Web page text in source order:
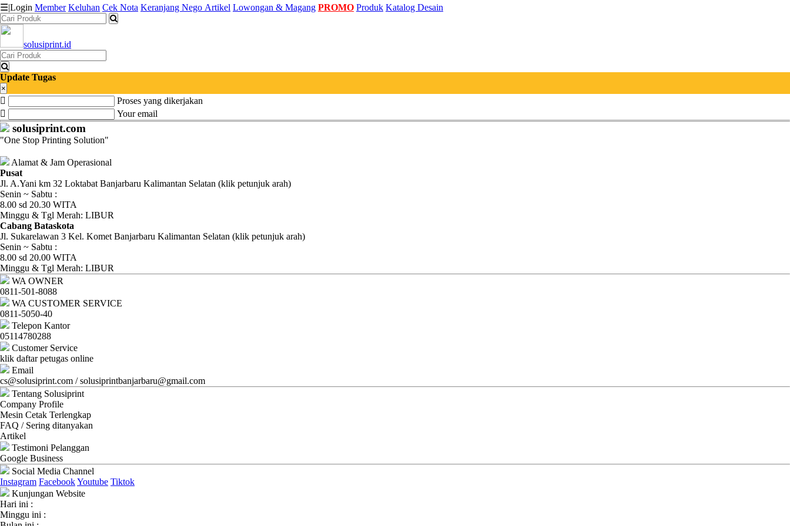
Katalog
Produk
Petugas
Riwayat
Transaksi
Tagihan
Berjalan
Pembayaran
Pendapatan
Fee
Ganti
Password
Logout
☰|Login Member Keluhan Cek Nota Keranjang Nego Artikel Lowongan & Magang PROMO Produk Katalog Desain
solusiprint.id
Update Tugas
×
Proses yang dikerjakan
Your email
solusiprint.com
"One Stop Printing Solution"
Alamat & Jam Operasional
Pusat
Jl. A.Yani km 32 Loktabat Banjarbaru Kalimantan Selatan (klik petunjuk arah)
Senin ~ Sabtu :
8.00 sd 20.30 WITA
Minggu & Tgl Merah: LIBUR
Cabang Bataskota
Jl. Sukarelawan 3 Kel. Komet Banjarbaru Kalimantan Selatan (klik petunjuk arah)
Senin ~ Sabtu :
8.00 sd 20.00 WITA
Minggu & Tgl Merah: LIBUR
WA OWNER
0811-501-8088
WA CUSTOMER SERVICE
0811-5050-40
Telepon Kantor
05114780288
Customer Service
klik daftar petugas online
Email
cs@solusiprint.com / solusiprintbanjarbaru@gmail.com
Tentang Solusiprint
Company Profile
Mesin Cetak Terlengkap
FAQ / Sering ditanyakan
Artikel
Testimoni Pelanggan
Google Business
Social Media Channel
Instagram FacebookYoutube Tiktok
Kunjungan Website
Hari ini :
Minggu ini :